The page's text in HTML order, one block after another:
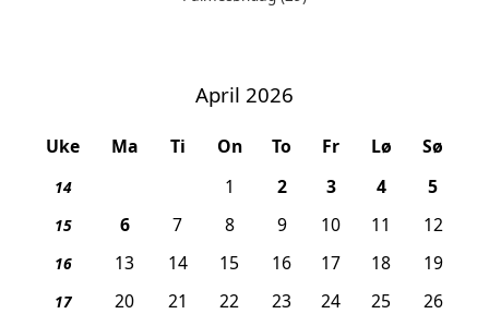
Helligdager denne måneden:
April 2026
Uke Ma Ti On To Fr Lø Sø
14 1 2, Skjærtorsdag
3, Langfredag
4, 5, 1.
15 6, 2. påskedag
7 8 9 10 11 12
16 13 14 15 16 17 18 19
17 20 21 22 23 24 25 26